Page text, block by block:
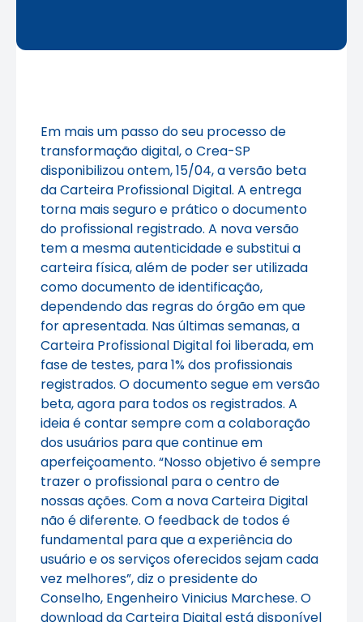
Em mais um passo do seu processo de
transformação digital, o Crea-SP
disponibilizou ontem, 15/04, a versão beta
da Carteira Profissional Digital. A entrega
torna mais seguro e prático o documento
do profissional registrado. A nova versão
tem a mesma autenticidade e substitui a
carteira física, além de poder ser utilizada
como documento de identificação,
dependendo das regras do órgão em que
for apresentada. Nas últimas semanas, a
Carteira Profissional Digital foi liberada, em
fase de testes, para 1% dos profissionais
registrados. O documento segue em versão
beta, agora para todos os registrados. A
ideia é contar sempre com a colaboração
dos usuários para que continue em
aperfeiçoamento. “Nosso objetivo é sempre
trazer o profissional para o centro de
nossas ações. Com a nova Carteira Digital
não é diferente. O feedback de todos é
fundamental para que a experiência do
usuário e os serviços oferecidos sejam cada
vez melhores”, diz o presidente do
Conselho, Engenheiro Vinicius Marchese. O
download da Carteira Digital está disponível